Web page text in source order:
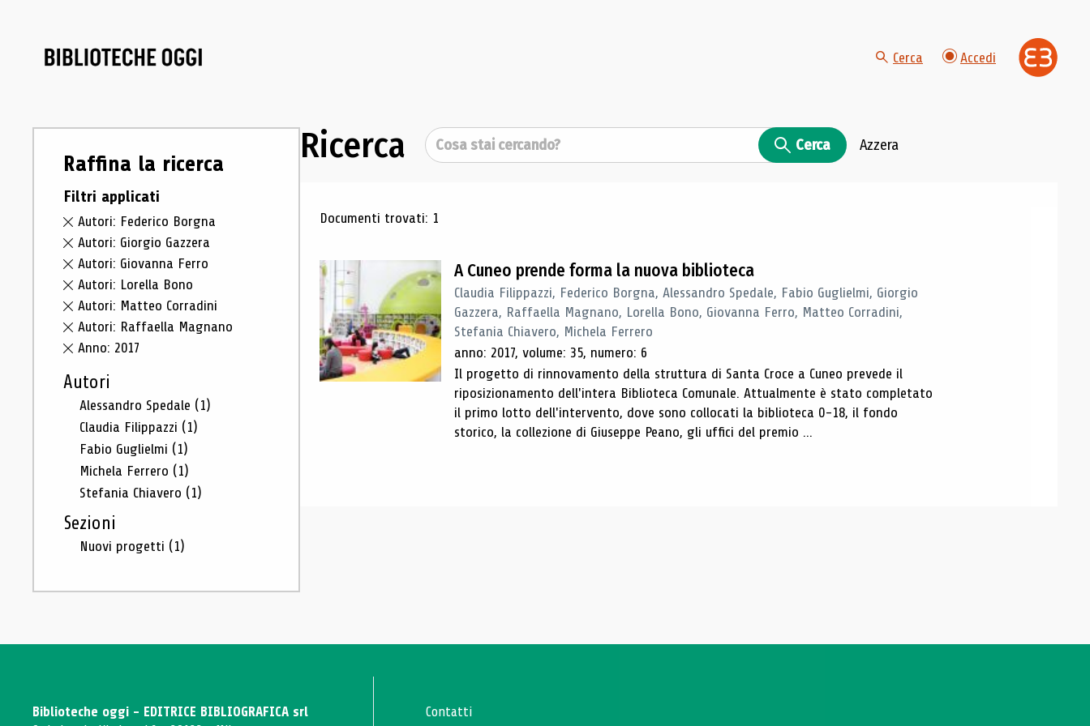
Cerca Accedi
Raffina la ricerca
Filtri applicati
Autori: Federico Borgna
Autori: Giorgio Gazzera
Autori: Giovanna Ferro
Autori: Lorella Bono
Autori: Matteo Corradini
Autori: Raffaella Magnano
Anno: 2017
Autori
Alessandro Spedale (1)
Claudia Filippazzi (1)
Fabio Guglielmi (1)
Michela Ferrero (1)
Stefania Chiavero (1)
Sezioni
Nuovi progetti (1)
Ricerca Cerca Cerca Azzera
Risultati di ricerca
Documenti trovati: 1
A Cuneo prende forma la nuova biblioteca
Claudia Filippazzi, Federico Borgna, Alessandro Spedale, Fabio Guglielmi, Giorgio
Gazzera, Raffaella Magnano, Lorella Bono, Giovanna Ferro, Matteo Corradini,
Stefania Chiavero, Michela Ferrero
anno: 2017, volume: 35, numero: 6
Il progetto di rinnovamento della struttura di Santa Croce a Cuneo prevede il
riposizionamento dell'intera Biblioteca Comunale. Attualmente è stato completato
il primo lotto dell'intervento, dove sono collocati la biblioteca 0-18, il fondo
storico, la collezione di Giuseppe Peano, gli uffici del premio ...
Biblioteche oggi - EDITRICE BIBLIOGRAFICA srl
Contatti